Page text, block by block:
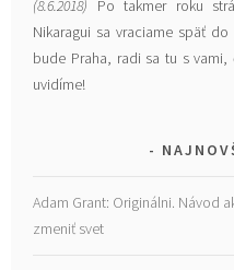
(8.6.2018) Po takmer roku
Nikaragui sa vraciame späť
bude Praha, radi sa tu s
uvidíme!
Adam Grant: Originálni. Návod
zmeniť svet